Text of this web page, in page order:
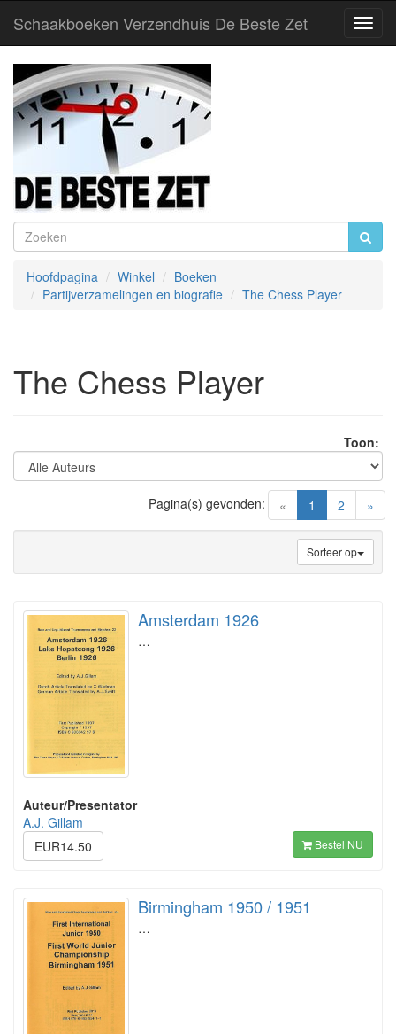
Schaakboeken Verzendhuis De Beste Zet
Hoofdpagina Winkel
Boeken
Partijverzamelingen en biografie
The Chess Player
The Chess Player
Toon:
« 1 (current)
2 »
Pagina(s) gevonden:
Sorteer op
Amsterdam 1926
…
Auteur/Presentator
A.J. Gillam
EUR14.50
Bestel NU
Birmingham 1950 / 1951
…